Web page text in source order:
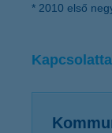
* 2010 első